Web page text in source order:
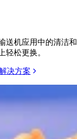
机应用中的清洁
轻松更换。
决方案